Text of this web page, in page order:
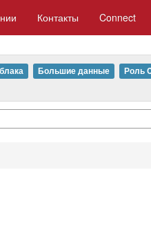
Контакты Connect
Большие данные Роль